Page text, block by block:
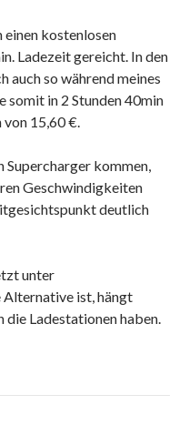
kostenlosen
Ladezeit gereicht. In den
auch so während meines
somit in 2 Stunden 40min
15,60 €.
Supercharger kommen,
Geschwindigkeiten
deutlich
unter
ist, hängt
Ladestationen haben.